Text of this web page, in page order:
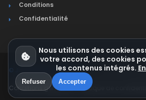
Conditions
Confidentialité
© Jura Synchro 2015-2026. Tous droits
Conditions générales Politique de
Nous utilisons des cookies
votre accord, des cookies
les contenus intégrés.
Refuser Accepter